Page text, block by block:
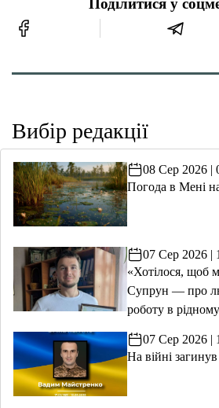
Поділитися у
Вибір редакції
08 Сер 2026 |
Погода в Мені
07 Сер 2026 |
«Хотілося, щоб
Супрун — про
роботу в
07 Сер 2026 |
На війні